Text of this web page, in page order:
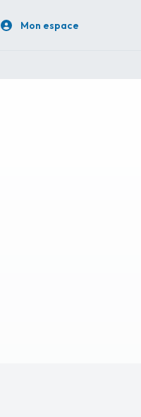
Mon espace